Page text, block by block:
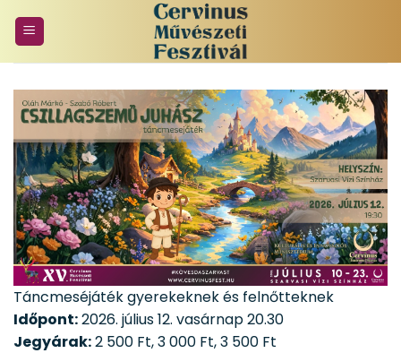
Táncmeséjáték gyerekeknek és felnőtteknek
Időpont:2026. július 12. vasárnap 20.30
Jegyárak:2 500 Ft, 3 000 Ft, 3 500 Ft